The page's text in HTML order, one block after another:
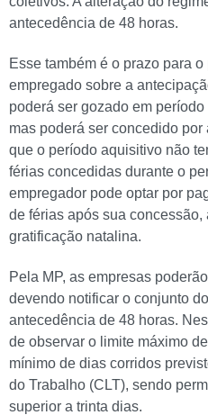
antecedência de 48 horas.
Esse também é o prazo para
empregado sobre a
poderá ser gozado em
mas poderá ser concedido
que o período aquisitivo não
férias concedidas durante o
empregador pode optar por
de férias após sua
gratificação natalina.
Pela MP, as empresas
devendo notificar o conjunto
antecedência de 48 horas.
de observar o limite máximo
mínimo de dias corridos
do Trabalho (CLT), sendo
superior a trinta dias.